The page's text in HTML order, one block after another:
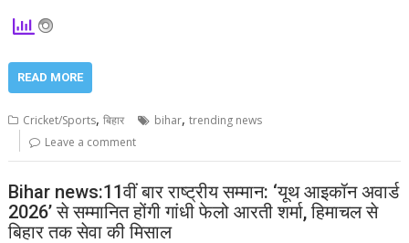
READ MORE
Cricket/Sports,बिहार bihar,trending news
Leave a comment
Bihar news:11वीं बार राष्ट्रीय सम्मान: ‘यूथ आइकॉन अवार्ड
2026’ से सम्मानित होंगी गांधी फेलो आरती शर्मा, हिमाचल से
बिहार तक सेवा की मिसाल